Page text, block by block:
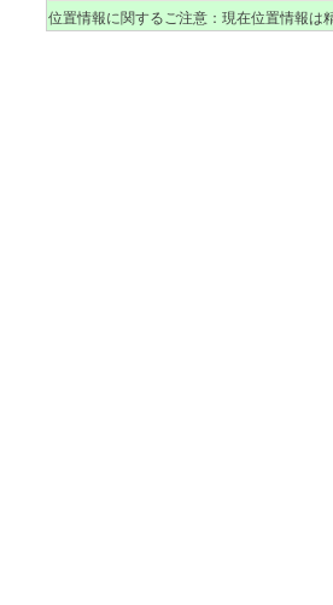
位置情報に関するご注意：現在位置情報は